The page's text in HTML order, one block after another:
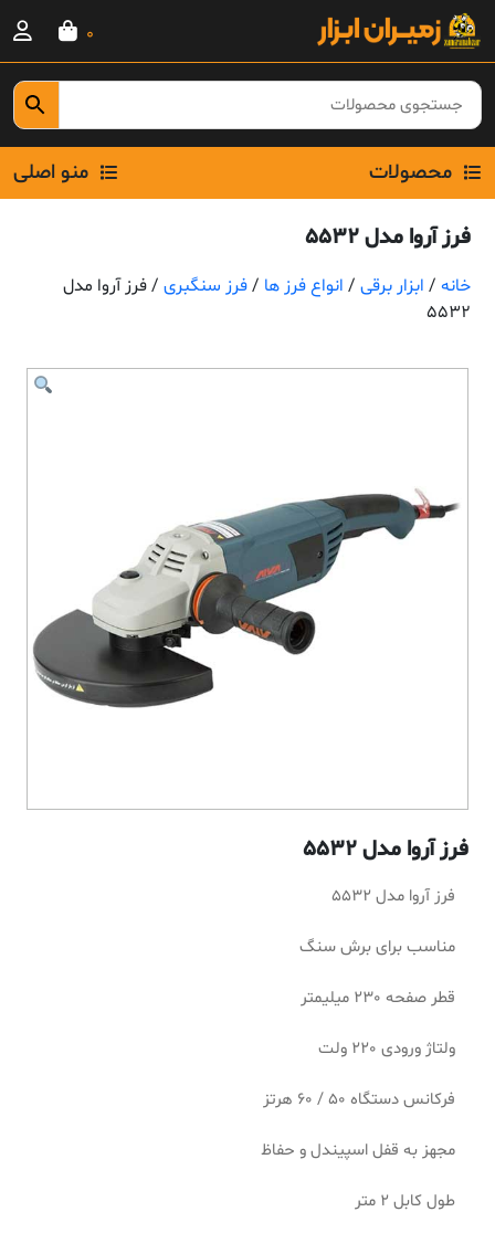
Skip
content
0
محصولات منو اصلی
فرز آروا مدل 5532
خانه / ابزار برقی / انواع فرز ها /فرز سنگبری / فرز آروا مدل
5532
فرز آروا مدل 5532
فرز آروا مدل 5532
مناسب برای برش سنگ
قطر صفحه 230 میلیمتر
ولتاژ ورودی 220 ولت
فرکانس دستگاه 50 / 60 هرتز
مجهز به قفل اسپیندل و حفاظ
طول کابل 2 متر